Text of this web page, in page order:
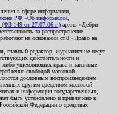
в сфере информации,
РФ «Об информации,
(ФЗ-149 от 27.07.06 г.) архив «Дебри-
за распространение
на основании ст.8 «Право на
редактор, журналист не несут
действительности и
либо ущемляющих права и законные
свободой массовой
дословным воспроизведением
другим средством массовой
и информация государственных,
быть установлено и привлечено к
Федерации о средствах